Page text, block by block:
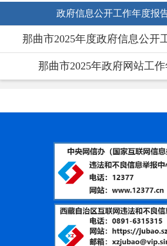
政府信息公开工作年度报
那曲市2025年度政府信息公开
那曲市2025年政府网站工